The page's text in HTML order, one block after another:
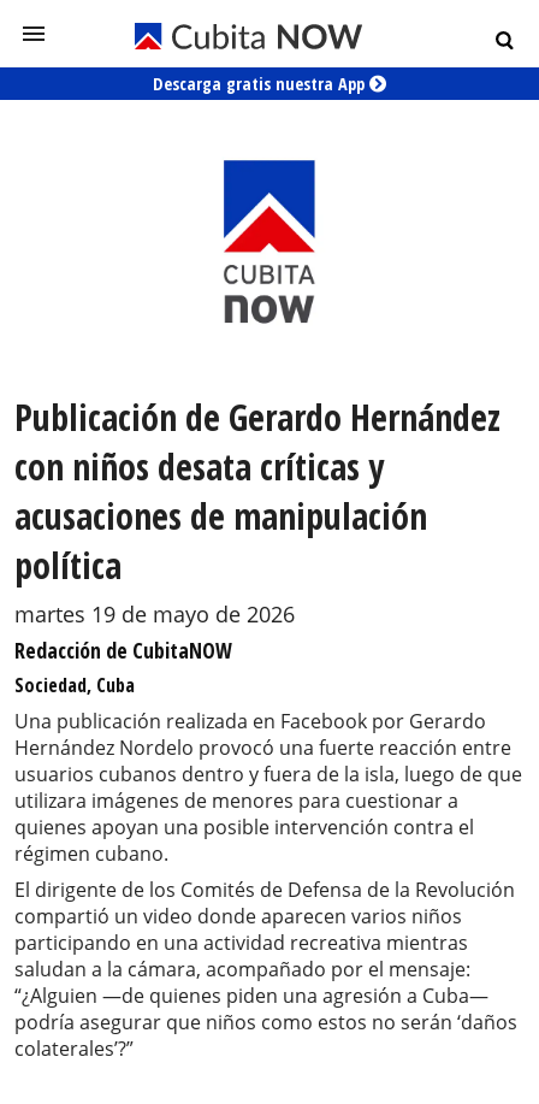
Descarga gratis nuestra App
Publicación de Gerardo Hernández
con niños desata críticas y
acusaciones de manipulación
política
martes 19 de mayo de 2026
Redacción de CubitaNOW
Sociedad, Cuba
Una publicación realizada en Facebook por Gerardo
Hernández Nordelo provocó una fuerte reacción entre
usuarios cubanos dentro y fuera de la isla, luego de que
utilizara imágenes de menores para cuestionar a
quienes apoyan una posible intervención contra el
régimen cubano.
El dirigente de los Comités de Defensa de la Revolución
compartió un video donde aparecen varios niños
participando en una actividad recreativa mientras
saludan a la cámara, acompañado por el mensaje:
“¿Alguien —de quienes piden una agresión a Cuba—
podría asegurar que niños como estos no serán ‘daños
colaterales’?”